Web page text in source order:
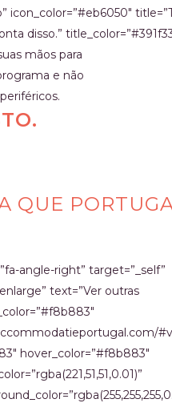
icon_color=”#eb6050″
disso.”
mãos para
e não
QUE
angle-right” target=”_self”
text=”Ver outras
hover_color=”#f8b883″